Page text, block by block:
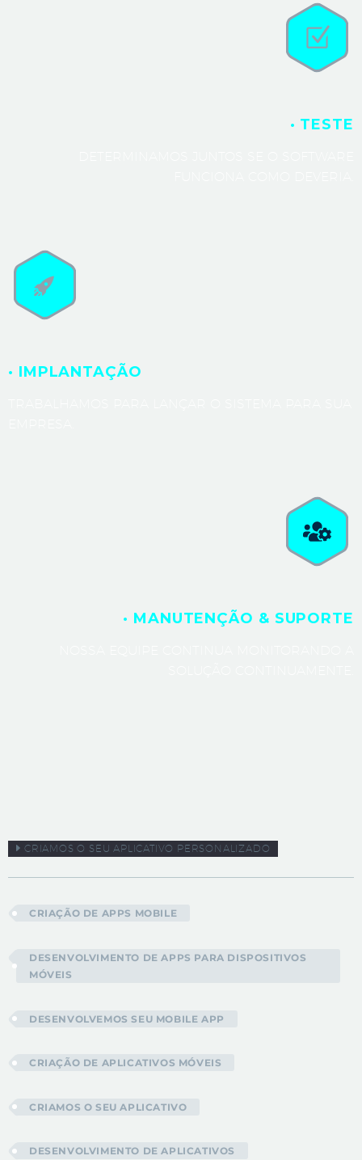
· TESTE
· IMPLANTAÇÃO
· MANUTENÇÃO & SUPORTE
CRIAMOS O SEU APLICATIVO PERSONALIZADO
CRIAÇÃO DE APPS MOBILE
DESENVOLVIMENTO DE APPS PARA DISPOSITIVOS
MÓVEIS
DESENVOLVEMOS SEU MOBILE APP
CRIAÇÃO DE APLICATIVOS MÓVEIS
CRIAMOS O SEU APLICATIVO
DESENVOLVIMENTO DE APLICATIVOS